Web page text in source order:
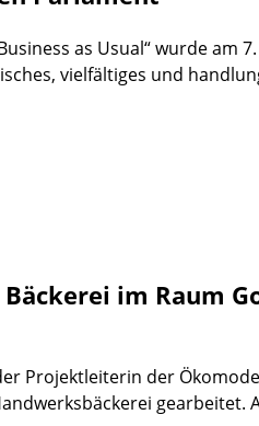
as Usual“ wurde am
vielfältiges und
im Raum
Projektleiterin der
gearbeitet.